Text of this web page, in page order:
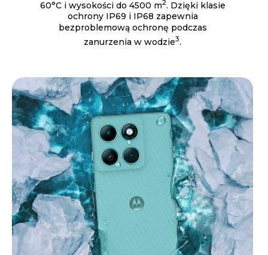
60°C i wysokości do 4500 m2. Dzięki klasie
ochrony IP69 i IP68 zapewnia
bezproblemową ochronę podczas
zanurzenia w wodzie3.